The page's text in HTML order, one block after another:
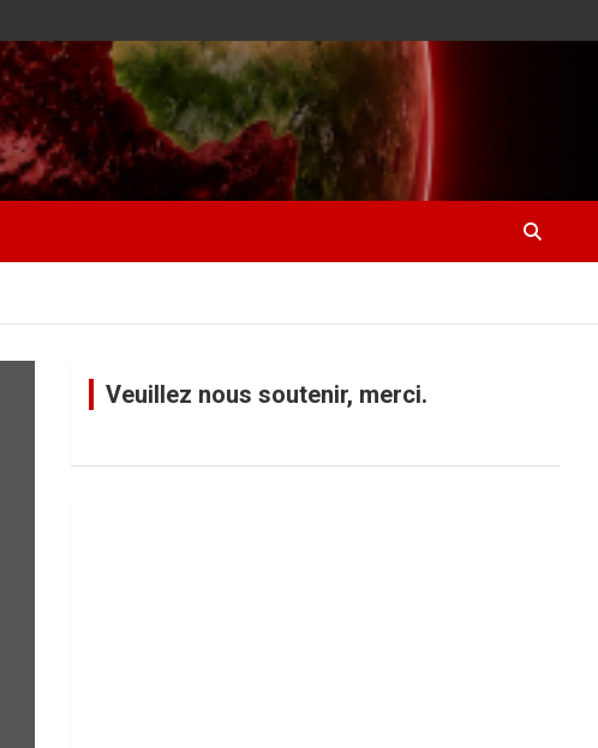
Veuillez nous soutenir, merci.